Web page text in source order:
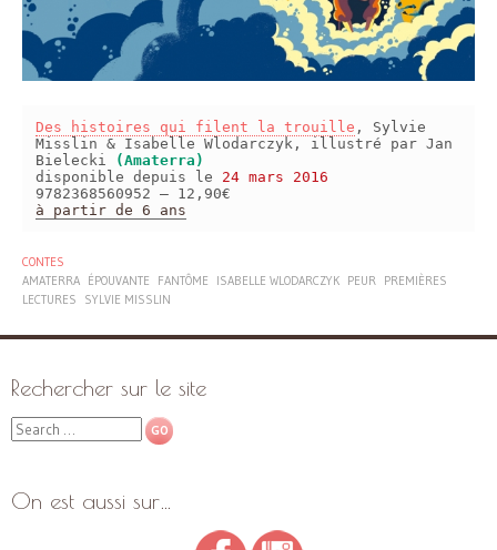
Des histoires qui filent la trouille , Sylvie
Misslin & Isabelle Wlodarczyk, illustré par Jan
Bielecki
(Amaterra)
disponible depuis le 24 mars 2016
9782368560952 – 12,90€
à partir de 6 ans
CONTES
AMATERRA ÉPOUVANTE FANTÔME ISABELLE WLODARCZYK PEUR PREMIÈRES
LECTURES
SYLVIE MISSLIN
Rechercher sur le site
Search
On est aussi sur…